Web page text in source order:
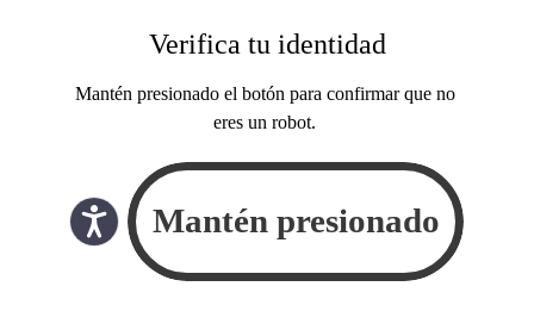
Verifica tu identidad
Mantén presionado el botón para confirmar que no
eres un robot.